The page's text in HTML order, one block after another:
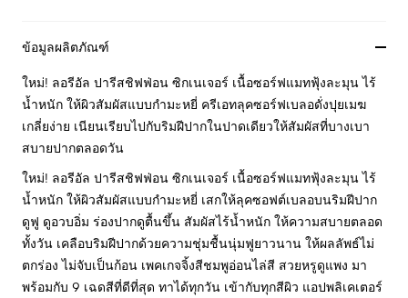
ข้อมูลผลิตภัณฑ์
ใหม่! ลอรีอัล ปารีสชิฟฟ่อน ซิกเนเจอร์ เนื้อซอร์ฟแมทฟุ้งละมุน ไร้
น้ำหนัก ให้ผิวสัมผัสแบบกำมะหยี่ ครีเอทลุคซอร์ฟเบลอดั่งปุยเมฆ
เกลี่ยง่าย เนียนเรียบไปกับริมฝีปากในปาดเดียวให้สัมผัสที่บางเบา
สบายปากตลอดวัน
ใหม่! ลอรีอัล ปารีสชิฟฟ่อน ซิกเนเจอร์ เนื้อซอร์ฟแมทฟุ้งละมุน ไร้
น้ำหนัก ให้ผิวสัมผัสแบบกำมะหยี่ เสกให้ลุคซอฟต์เบลอบนริมฝีปาก
ดูฟู ดูอวบอิ่ม ร่องปากดูตื้นขึ้น สัมผัสไร้น้ำหนัก ให้ความสบายตลอด
ทั้งวัน เคลือบริมฝีปากด้วยความชุ่มชื้นนุ่มฟูยาวนาน ให้ผลลัพธ์ไม่
ตกร่อง ไม่จับเป็นก้อน เพคเกจจิ้งสีชมพูอ่อนไล่สี สวยหรูดูแพง มา
พร้อมกับ 9 เฉดสีที่ดีที่สุด ทาได้ทุกวัน เข้ากับทุกสีผิว แอปพลิเคเตอร์